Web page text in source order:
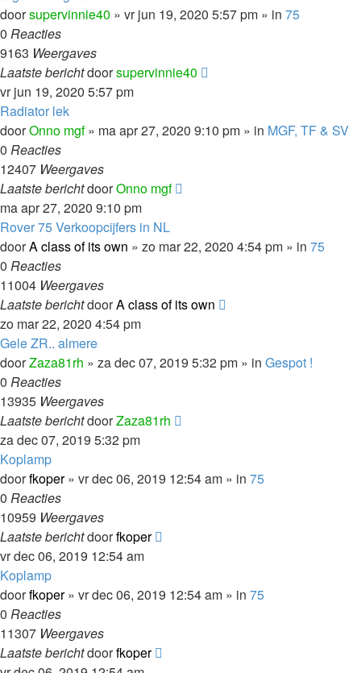
doorsupervinnie40 » vr jun 19, 2020 5:57 pm » in 75
0 Reacties
9163 Weergaves
Laatste berichtdoorsupervinnie40
vr jun 19, 2020 5:57 pm
Radiator lek
doorOnno mgf» ma apr 27, 2020 9:10 pm » in MGF, TF & SV
0 Reacties
12407 Weergaves
Laatste berichtdoorOnno mgf
ma apr 27, 2020 9:10 pm
Rover 75 Verkoopcijfers in NL
doorA class of its own » zo mar 22, 2020 4:54 pm » in 75
0 Reacties
11004 Weergaves
Laatste berichtdoorA class of its own
zo mar 22, 2020 4:54 pm
Gele ZR.. almere
doorZaza81rh » za dec 07, 2019 5:32 pm » in Gespot !
0 Reacties
13935 Weergaves
Laatste berichtdoorZaza81rh
za dec 07, 2019 5:32 pm
Koplamp
doorfkoper» vr dec 06, 2019 12:54 am » in 75
0 Reacties
10959 Weergaves
Laatste berichtdoorfkoper
vr dec 06, 2019 12:54 am
Koplamp
doorfkoper» vr dec 06, 2019 12:54 am » in 75
0 Reacties
11307 Weergaves
Laatste berichtdoorfkoper